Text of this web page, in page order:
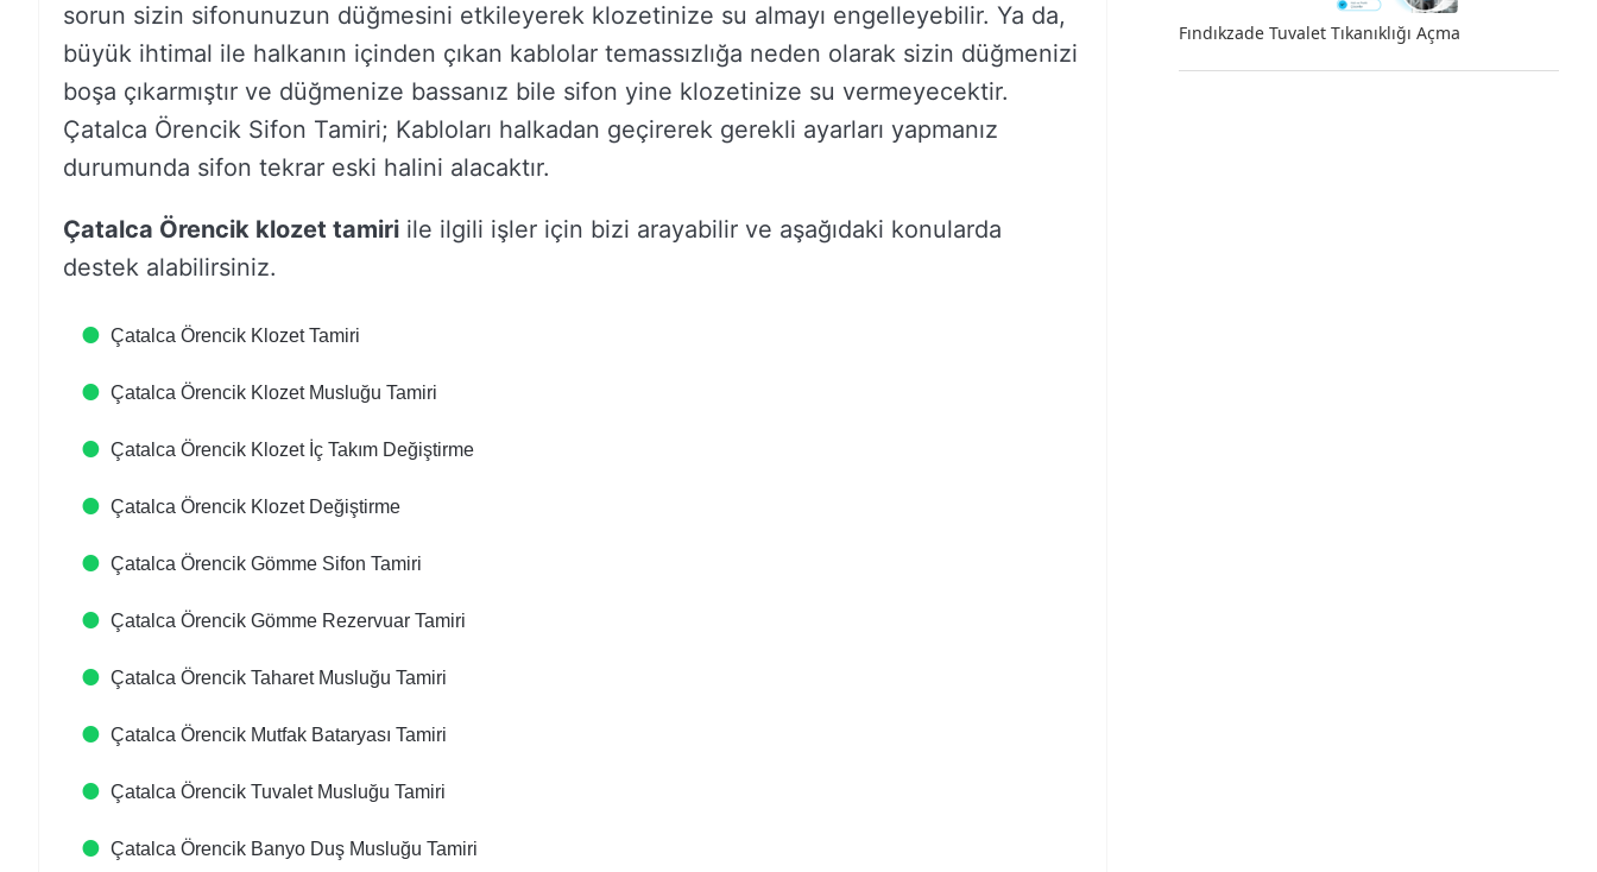
sorun sizin sifonunuzun düğmesini etkileyerek klozetinize su almayı engelleyebilir. Ya da,
büyük ihtimal ile halkanın içinden çıkan kablolar temassızlığa neden olarak sizin düğmenizi
boşa çıkarmıştır ve düğmenize bassanız bile sifon yine klozetinize su vermeyecektir.
Çatalca Örencik Sifon Tamiri; Kabloları halkadan geçirerek gerekli ayarları yapmanız
durumunda sifon tekrar eski halini alacaktır.
Çatalca Örencik klozet tamiri ile ilgili işler için bizi arayabilir ve aşağıdaki konularda
destek alabilirsiniz.
Çatalca Örencik Klozet Tamiri
Çatalca Örencik Klozet Musluğu Tamiri
Çatalca Örencik Klozet İç Takım Değiştirme
Çatalca Örencik Klozet Değiştirme
Çatalca Örencik Gömme Sifon Tamiri
Çatalca Örencik Gömme Rezervuar Tamiri
Çatalca Örencik Taharet Musluğu Tamiri
Çatalca Örencik Mutfak Bataryası Tamiri
Çatalca Örencik Tuvalet Musluğu Tamiri
Çatalca Örencik Banyo Duş Musluğu Tamiri
Fındıkzade Tuvalet Tıkanıklığı Açma